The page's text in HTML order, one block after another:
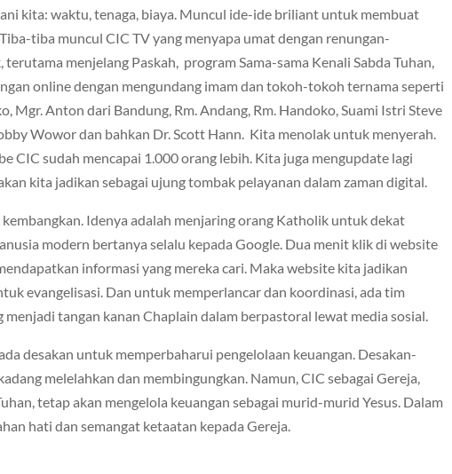
kita: waktu, tenaga, biaya. Muncul ide-ide briliant untuk membuat
tiba muncul CIC TV yang menyapa umat dengan renungan-
terutama menjelang Paskah, program Sama-sama Kenali Sabda Tuhan,
online dengan mengundang imam dan tokoh-tokoh ternama seperti
Mgr. Anton dari Bandung, Rm. Andang, Rm. Handoko, Suami Istri Steve
Wowor dan bahkan Dr. Scott Hann. Kita menolak untuk menyerah.
CIC sudah mencapai 1.000 orang lebih. Kita juga mengupdate lagi
kita jadikan sebagai ujung tombak pelayanan dalam zaman digital.
Idenya adalah menjaring orang Katholik untuk dekat
modern bertanya selalu kepada Google. Dua menit klik di website
informasi yang mereka cari. Maka website kita jadikan
evangelisasi. Dan untuk memperlancar dan koordinasi, ada tim
menjadi tangan kanan Chaplain dalam berpastoral lewat media sosial.
desakan untuk memperbaharui pengelolaan keuangan. Desakan-
melelahkan dan membingungkan. Namun, CIC sebagai Gereja,
tetap akan mengelola keuangan sebagai murid-murid Yesus. Dalam
hati dan semangat ketaatan kepada Gereja.